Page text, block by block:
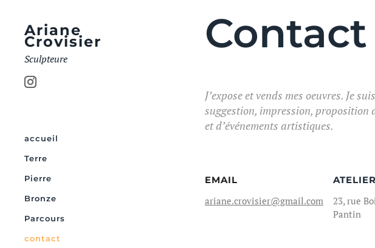
Ariane
Crovisier
Sculpteure
accueil
Terre
Pierre
Bronze
Parcours
contact
Contact
J’expose et vends mes oeuvres. Je
suggestion, impression, proposition
et d’événements artistiques.
EMAIL
ariane.crovisier@gmail.com
ATELIER
23, rue
Pantin